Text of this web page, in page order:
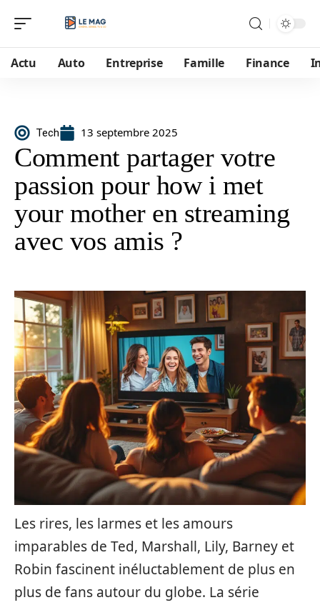
Actu Auto Entreprise Famille Finance
Tech 13 septembre 2025
Comment partager votre
passion pour how i met
your mother en streaming
avec vos amis ?
Les rires, les larmes et les amours
imparables de Ted, Marshall, Lily, Barney et
Robin fascinent inéluctablement de plus en
plus de fans autour du globe. La série